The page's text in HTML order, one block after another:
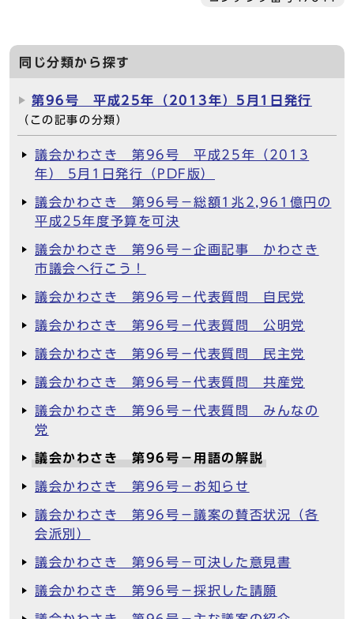
同じ分類から探す
第96号 平成25年（2013年）5月1日発行
（この記事の分類）
議会かわさき 第96号 平成25年（2013
年） 5月1日発行（PDF版）
議会かわさき 第96号－総額1兆2,961億円の
平成25年度予算を可決
議会かわさき 第96号－企画記事 かわさき
市議会へ行こう！
議会かわさき 第96号－代表質問 自民党
議会かわさき 第96号－代表質問 公明党
議会かわさき 第96号－代表質問 民主党
議会かわさき 第96号－代表質問 共産党
議会かわさき 第96号－代表質問 みんなの
党
議会かわさき 第96号－用語の解説
議会かわさき 第96号－お知らせ
議会かわさき 第96号－議案の賛否状況（各
会派別）
議会かわさき 第96号－可決した意見書
議会かわさき 第96号－採択した請願